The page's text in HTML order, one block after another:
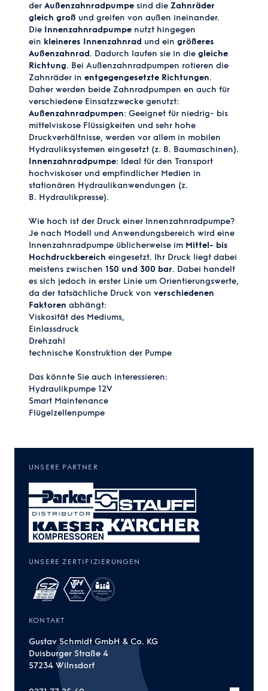
der Außenzahnradpumpe sind die Zahnräder
gleich groß und greifen von außen ineinander.
Die Innenzahnradpumpe nutzt hingegen
ein kleineres Innenzahnrad und ein größeres
Außenzahnrad. Dadurch laufen sie in die gleiche
Richtung. Bei Außenzahnradpumpen rotieren die
Zahnräder in entgegengesetzte Richtungen.
Daher werden beide Zahnradpumpen en auch für
verschiedene Einsatzzwecke genutzt:
Außenzahnradpumpen: Geeignet für niedrig- bis
mittelviskose Flüssigkeiten und sehr hohe
Druckverhältnisse, werden vor allem in mobilen
Hydrauliksystemen eingesetzt (z. B. Baumaschinen).
Innenzahnradpumpe: Ideal für den Transport
hochviskoser und empfindlicher Medien in
stationären Hydraulikanwendungen (z.
B. Hydraulikpresse).
Wie hoch ist der Druck einer Innenzahnradpumpe?
Je nach Modell und Anwendungsbereich wird eine
Innenzahnradpumpe üblicherweise im Mittel- bis
Hochdruckbereich eingesetzt. Ihr Druck liegt dabei
meistens zwischen 150 und 300 bar. Dabei handelt
es sich jedoch in erster Linie um Orientierungswerte,
da der tatsächliche Druck von verschiedenen
Faktoren abhängt:
Viskosität des Mediums,
Einlassdruck
Drehzahl
technische Konstruktion der Pumpe
Das könnte Sie auch interessieren:
Hydraulikpumpe 12V
Smart Maintenance
Flügelzellenpumpe
UNSERE PARTNER
UNSERE ZERTIFIZIERUNGEN
KONTAKT
Gustav Schmidt GmbH & Co. KG
Duisburger Straße 4
57234 Wilnsdorf